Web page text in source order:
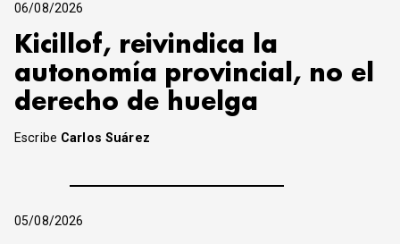
06/08/2026
Kicillof, reivindica la
autonomía provincial, no el
derecho de huelga
Escribe Carlos Suárez
05/08/2026